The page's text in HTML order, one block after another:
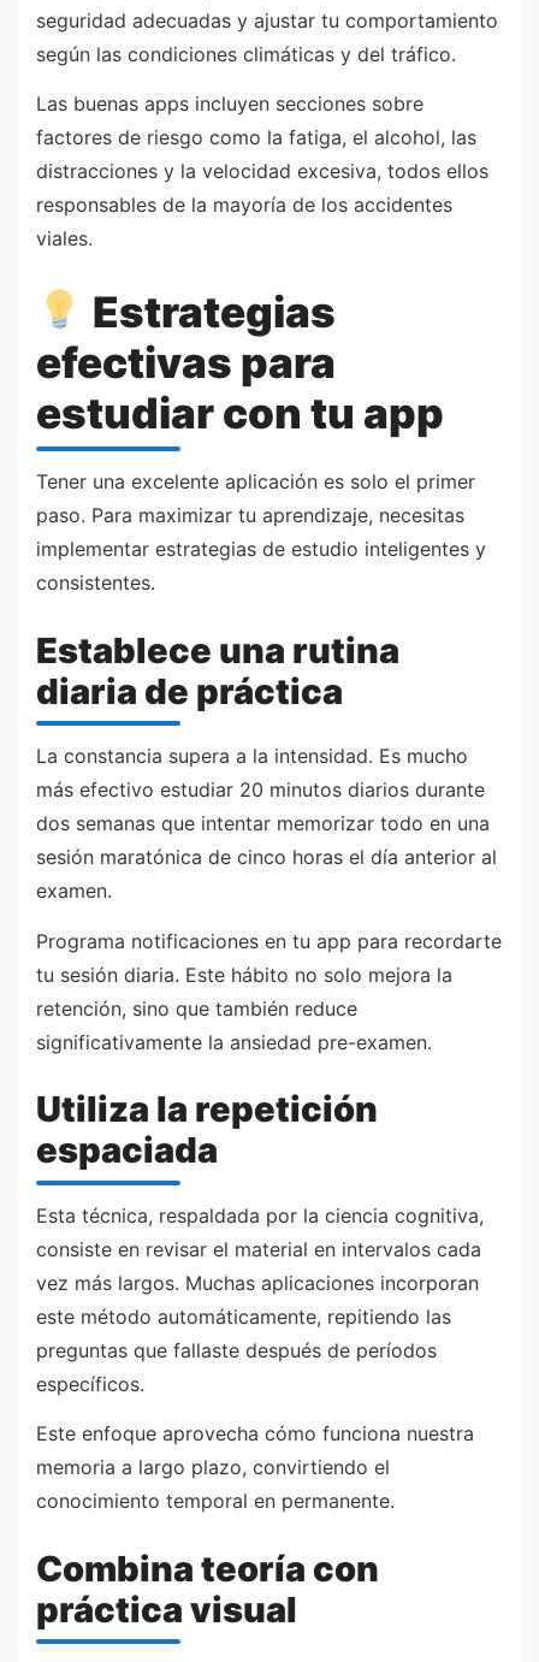
seguridad adecuadas y ajustar tu comportamiento
según las condiciones climáticas y del tráfico.
Las buenas apps incluyen secciones sobre
factores de riesgo como la fatiga, el alcohol, las
distracciones y la velocidad excesiva, todos ellos
responsables de la mayoría de los accidentes
viales.
Estrategias
efectivas para
estudiar con tu app
Tener una excelente aplicación es solo el primer
paso. Para maximizar tu aprendizaje, necesitas
implementar estrategias de estudio inteligentes y
consistentes.
Establece una rutina
diaria de práctica
La constancia supera a la intensidad. Es mucho
más efectivo estudiar 20 minutos diarios durante
dos semanas que intentar memorizar todo en una
sesión maratónica de cinco horas el día anterior al
examen.
Programa notificaciones en tu app para recordarte
tu sesión diaria. Este hábito no solo mejora la
retención, sino que también reduce
significativamente la ansiedad pre-examen.
Utiliza la repetición
espaciada
Esta técnica, respaldada por la ciencia cognitiva,
consiste en revisar el material en intervalos cada
vez más largos. Muchas aplicaciones incorporan
este método automáticamente, repitiendo las
preguntas que fallaste después de períodos
específicos.
Este enfoque aprovecha cómo funciona nuestra
memoria a largo plazo, convirtiendo el
conocimiento temporal en permanente.
Combina teoría con
práctica visual